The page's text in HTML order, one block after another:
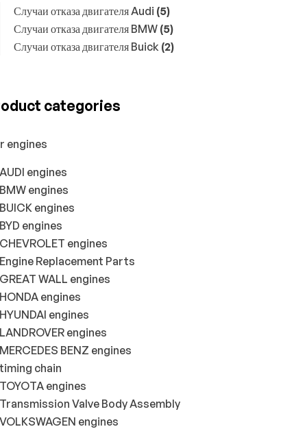
Случаи отказа двигателя Audi (5)
Случаи отказа двигателя BMW (5)
Случаи отказа двигателя Buick (2)
categories
engines
AUDI engines
BMW engines
BUICK engines
BYD engines
CHEVROLET engines
Engine Replacement Parts
GREAT WALL engines
HONDA engines
HYUNDAI engines
LANDROVER engines
MERCEDES BENZ engines
timing chain
TOYOTA engines
Transmission Valve Body Assembly
VOLKSWAGEN engines